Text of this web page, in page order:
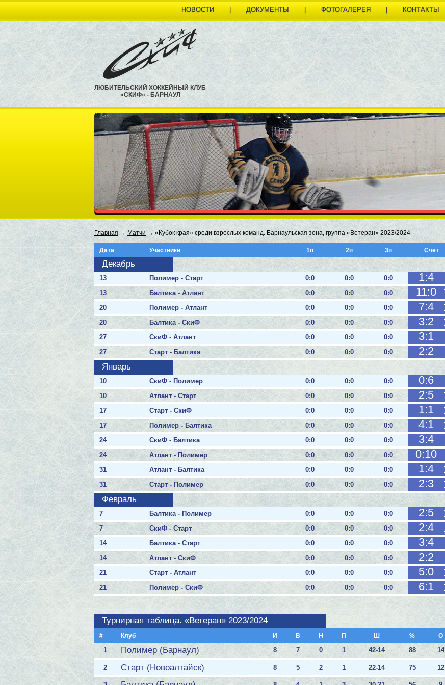
НОВОСТИ | ДОКУМЕНТЫ | ФОТОГАЛЕРЕЯ | КОНТАКТЫ
ЛЮБИТЕЛЬСКИЙ ХОККЕЙНЫЙ КЛУБ
«СКИФ» - БАРНАУЛ
Главная → Матчи → «Кубок края» среди взрослых команд. Барнаульская зона, группа «Ветеран» 2023/2024
Дата Участники 1п 2п 3п Cчет
Декабрь
13 Полимер - Старт 0:0 0:0 0:0 1:4
13 Балтика - Атлант 0:0 0:0 0:0 11:0
20 Полимер - Атлант 0:0 0:0 0:0 7:4
20 Балтика - СкиФ 0:0 0:0 0:0 3:2
27 СкиФ - Атлант 0:0 0:0 0:0 3:1
27 Старт - Балтика 0:0 0:0 0:0 2:2
Январь
10 СкиФ - Полимер 0:0 0:0 0:0 0:6
10 Атлант - Старт 0:0 0:0 0:0 2:5
17 Старт - СкиФ 0:0 0:0 0:0 1:1
17 Полимер - Балтика 0:0 0:0 0:0 4:1
24 СкиФ - Балтика 0:0 0:0 0:0 3:4
24 Атлант - Полимер 0:0 0:0 0:0 0:10
31 Атлант - Балтика 0:0 0:0 0:0 1:4
31 Старт - Полимер 0:0 0:0 0:0 2:3
Февраль
7 Балтика - Полимер 0:0 0:0 0:0 2:5
7 СкиФ - Старт 0:0 0:0 0:0 2:4
14 Балтика - Старт 0:0 0:0 0:0 3:4
14 Атлант - СкиФ 0:0 0:0 0:0 2:2
21 Старт - Атлант 0:0 0:0 0:0 5:0
21 Полимер - СкиФ 0:0 0:0 0:0 6:1
Турнирная таблица. «Ветеран» 2023/2024
# Клуб И В Н П Ш % О
1 Полимер (Барнаул) 8 7 0 1 42-14 88 14
2 Старт (Новоалтайск) 8 5 2 1 22-14 75 12